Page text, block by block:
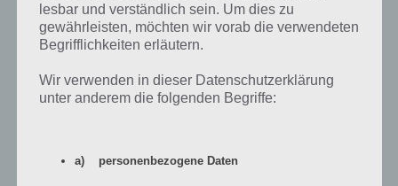
100 Doors Level 57
100 Doors: Level 58 Lösung
ein Eimer und Wasser nicht weit sind.
lesbar und verständlich sein. Um dies zu
gewährleisten, möchten wir vorab die verwendeten
Begrifflichkeiten erläutern.
Wir verwenden in dieser Datenschutzerklärung
unter anderem die folgenden Begriffe:
a) personenbezogene Daten